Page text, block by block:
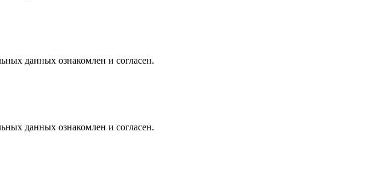
данных ознакомлен и согласен.
данных ознакомлен и согласен.